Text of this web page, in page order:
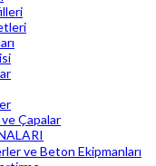
ve Çapalar
ve Beton Ekipmanları